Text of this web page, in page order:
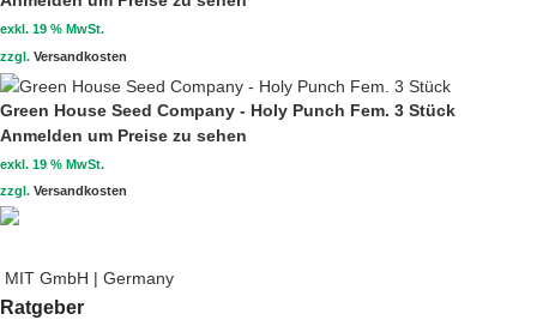
exkl. 19 % MwSt.
zzgl. Versandkosten
Green House Seed Company - Holy Punch Fem. 3 Stück
Anmelden um Preise zu sehen
exkl. 19 % MwSt.
zzgl. Versandkosten
MIT GmbH | Germany
Ratgeber